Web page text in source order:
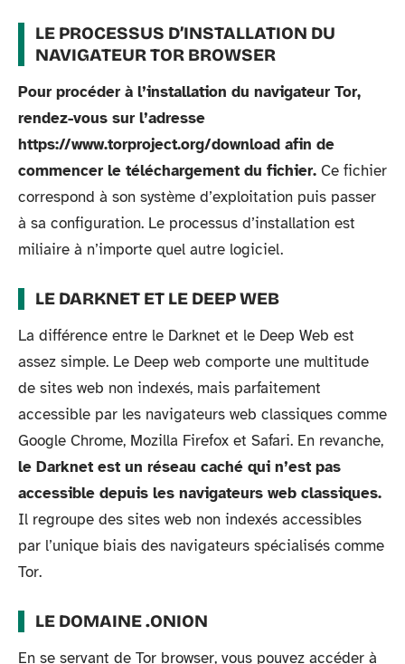
LE PROCESSUS D’INSTALLATION DU
NAVIGATEUR TOR BROWSER
Pour procéder à l’installation du navigateur Tor,
rendez-vous sur l’adresse
https://www.torproject.org/download afin de
commencer le téléchargement du fichier. Ce fichier
correspond à son système d’exploitation puis passer
à sa configuration. Le processus d’installation est
miliaire à n’importe quel autre logiciel.
LE DARKNET ET LE DEEP WEB
La différence entre le Darknet et le Deep Web est
assez simple. Le Deep web comporte une multitude
de sites web non indexés, mais parfaitement
accessible par les navigateurs web classiques comme
Google Chrome, Mozilla Firefox et Safari. En revanche,
le Darknet est un réseau caché qui n’est pas
accessible depuis les navigateurs web classiques.
Il regroupe des sites web non indexés accessibles
par l’unique biais des navigateurs spécialisés comme
Tor.
LE DOMAINE .ONION
En se servant de Tor browser, vous pouvez accéder à